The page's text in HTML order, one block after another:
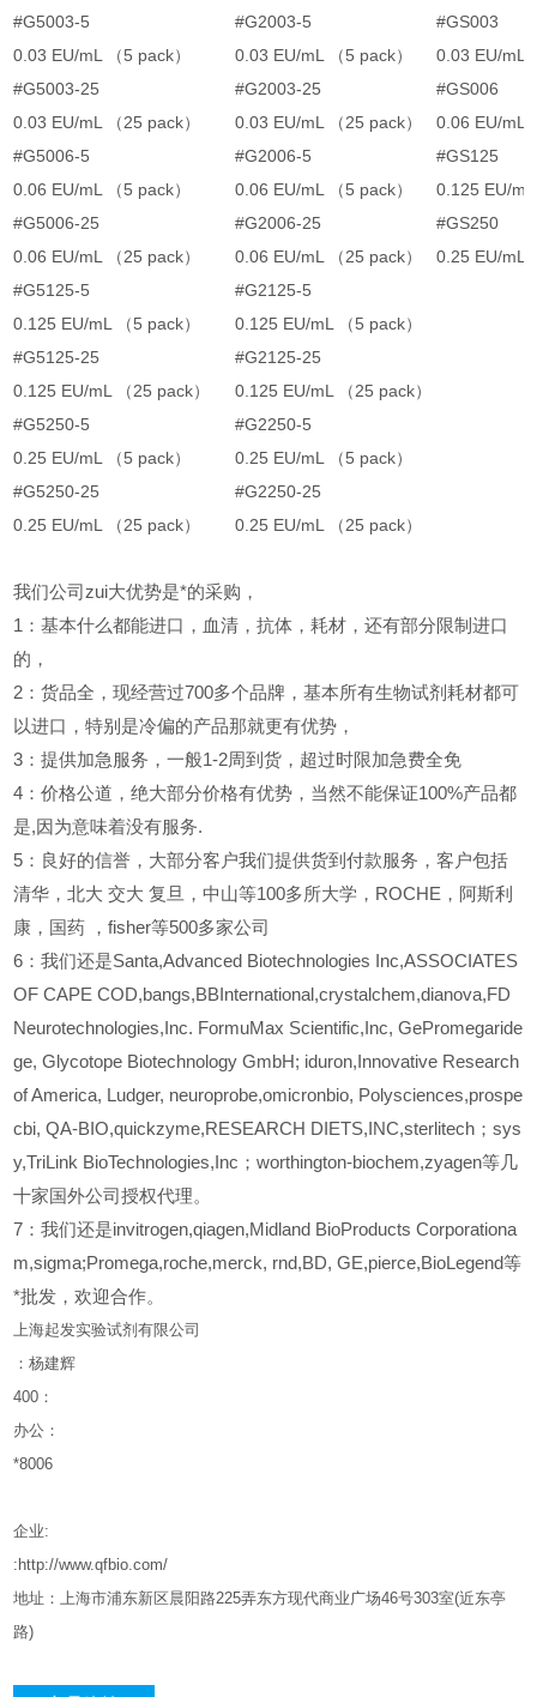
#G5003-5
#G2003-5
#GS003
0.03 EU/mL （5 pack）
0.03 EU/mL （5 pack）
0.03 EU/mL
#G5003-25
#G2003-25
#GS006
0.03 EU/mL （25 pack）
0.03 EU/mL （25 pack）
0.06 EU/mL
#G5006-5
#G2006-5
#GS125
0.06 EU/mL （5 pack）
0.06 EU/mL （5 pack）
0.125 EU/mL
#G5006-25
#G2006-25
#GS250
0.06 EU/mL （25 pack）
0.06 EU/mL （25 pack）
0.25 EU/mL
#G5125-5
#G2125-5
0.125 EU/mL （5 pack）
0.125 EU/mL （5 pack）
#G5125-25
#G2125-25
0.125 EU/mL （25 pack）
0.125 EU/mL （25 pack）
#G5250-5
#G2250-5
0.25 EU/mL （5 pack）
0.25 EU/mL （5 pack）
#G5250-25
#G2250-25
0.25 EU/mL （25 pack）
0.25 EU/mL （25 pack）
我们公司zui大优势是*的采购，
1
：基本什么都能进口，血清，抗体，耗材，还有部分限制进口
的，
2 ：货品全，现经营过700多个品牌，基本所有生物试剂耗材都可
以进口，特别是冷偏的产品那就更有优势，
3 ：提供加急服务，一般1-2周到货，超过时限加急费全免
4 ：价格公道，绝大部分价格有优势，当然不能保证100%产品都
是,因为意味着没有服务.
5 ：良好的信誉，大部分客户我们提供货到付款服务，客户包括
清华，北大 交大 复旦，中山等100多所大学，ROCHE，阿斯利
康，国药
，fisher等500多家公司
6 ：我们还是Santa,Advanced Biotechnologies Inc,ASSOCIATES
OF CAPE COD,bangs,BBInternational,crystalchem,dianova,FD
Neurotechnologies,Inc. FormuMax Scientific,Inc, GePromegaride
ge, Glycotope Biotechnology GmbH; iduron,Innovative Research
of America, Ludger, neuroprobe,omicronbio, Polysciences,prospe
cbi, QA-BIO,quickzyme,RESEARCH DIETS,INC,sterlitech；sys
y,TriLink BioTechnologies,Inc；worthington-biochem,zyagen等几
十家国外公司授权代理。
7：我们还是invitrogen,qiagen,Midland BioProducts Corporationa
m,sigma;Promega,roche,merck, rnd,BD, GE,pierce,BioLegend等
*批发，欢迎合作。
上海起发实验试剂有限公司
：杨建辉
400 ：
办公：
*8006
企业:
:http://www.qfbio.com/
地址：上海市浦东新区晨阳路225弄东方现代商业广场46号303室(近东亭
路)